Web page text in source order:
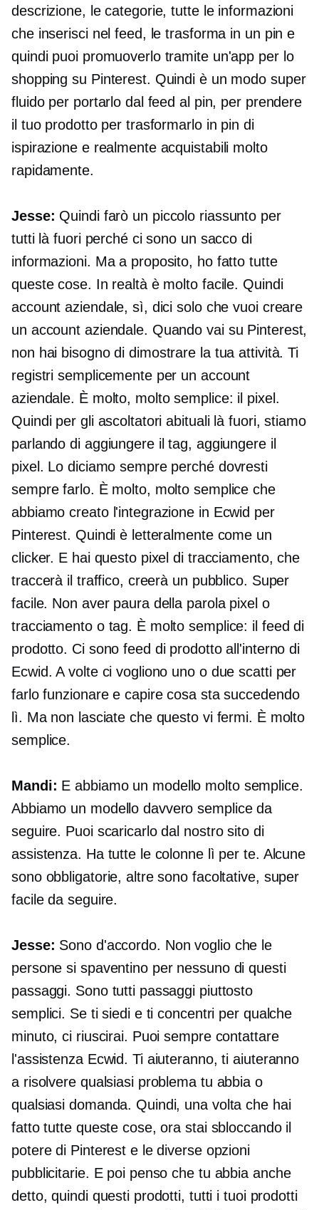
descrizione, le categorie, tutte le informazioni
che inserisci nel feed, le trasforma in un pin e
quindi puoi promuoverlo tramite un'app per lo
shopping su Pinterest. Quindi è un modo super
fluido per portarlo dal feed al pin, per prendere
il tuo prodotto per trasformarlo in pin di
ispirazione e realmente acquistabili molto
rapidamente.
Jesse: Quindi farò un piccolo riassunto per
tutti là fuori perché ci sono un sacco di
informazioni. Ma a proposito, ho fatto tutte
queste cose. In realtà è molto facile. Quindi
account aziendale, sì, dici solo che vuoi creare
un account aziendale. Quando vai su Pinterest,
non hai bisogno di dimostrare la tua attività. Ti
registri semplicemente per un account
aziendale. È molto, molto semplice: il pixel.
Quindi per gli ascoltatori abituali là fuori, stiamo
parlando di aggiungere il tag, aggiungere il
pixel. Lo diciamo sempre perché dovresti
sempre farlo. È molto, molto semplice che
abbiamo creato l'integrazione in Ecwid per
Pinterest. Quindi è letteralmente come un
clicker. E hai questo pixel di tracciamento, che
traccerà il traffico, creerà un pubblico. Super
facile. Non aver paura della parola pixel o
tracciamento o tag. È molto semplice: il feed di
prodotto. Ci sono feed di prodotto all'interno di
Ecwid. A volte ci vogliono uno o due scatti per
farlo funzionare e capire cosa sta succedendo
lì. Ma non lasciate che questo vi fermi. È molto
semplice.
Mandi: E abbiamo un modello molto semplice.
Abbiamo un modello davvero semplice da
seguire. Puoi scaricarlo dal nostro sito di
assistenza. Ha tutte le colonne lì per te. Alcune
sono obbligatorie, altre sono facoltative, super
facile da seguire.
Jesse: Sono d'accordo. Non voglio che le
persone si spaventino per nessuno di questi
passaggi. Sono tutti passaggi piuttosto
semplici. Se ti siedi e ti concentri per qualche
minuto, ci riuscirai. Puoi sempre contattare
l'assistenza Ecwid. Ti aiuteranno, ti aiuteranno
a risolvere qualsiasi problema tu abbia o
qualsiasi domanda. Quindi, una volta che hai
fatto tutte queste cose, ora stai sbloccando il
potere di Pinterest e le diverse opzioni
pubblicitarie. E poi penso che tu abbia anche
detto, quindi questi prodotti, tutti i tuoi prodotti